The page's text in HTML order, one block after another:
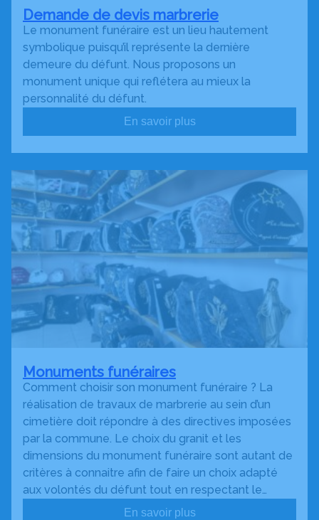
Demande de devis marbrerie
Le monument funéraire est un lieu hautement
symbolique puisqu’il représente la dernière
demeure du défunt. Nous proposons un
monument unique qui reflétera au mieux la
personnalité du défunt.
En savoir plus
Monuments funéraires
Comment choisir son monument funéraire ? La
réalisation de travaux de marbrerie au sein d’un
cimetière doit répondre à des directives imposées
par la commune. Le choix du granit et les
dimensions du monument funéraire sont autant de
critères à connaitre afin de faire un choix adapté
aux volontés du défunt tout en respectant le…
En savoir plus